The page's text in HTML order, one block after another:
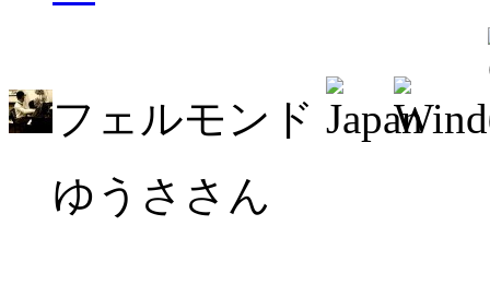
フェルモンド
ゆうささん